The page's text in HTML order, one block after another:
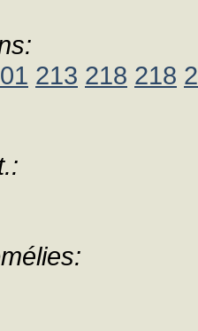
213 218 218